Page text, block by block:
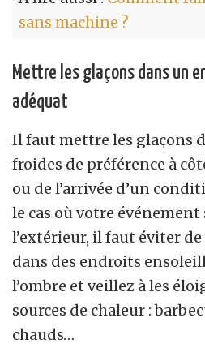
sans machine ?
Mettre les glaçons dans un
adéquat
Il faut mettre les glaçons
froides de préférence à
ou de l’arrivée d’un
le cas où votre événement
l’extérieur, il faut éviter
dans des endroits
l’ombre et veillez à les
sources de chaleur :
chauds…